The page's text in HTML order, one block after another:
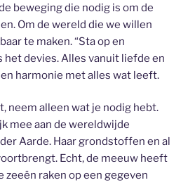
beweging die nodig is om de
Om de wereld die we willen
te maken. “Sta op en
het devies. Alles vanuit liefde en
harmonie met alles wat leeft.
neem alleen wat je nodig hebt.
mee aan de wereldwijde
Aarde. Haar grondstoffen en al
Echt, de meeuw heeft
zeeën raken op een gegeven